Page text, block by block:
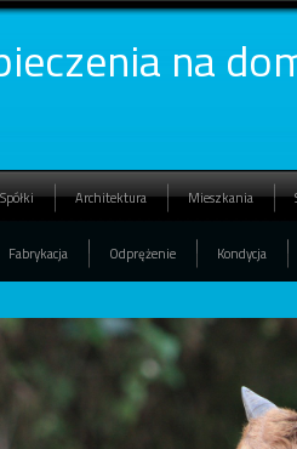
na
Spółki Architektura Mieszkania
Fabrykacja Odprężenie Kondycja